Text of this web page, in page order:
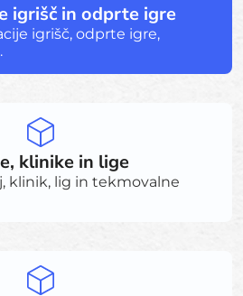
igrišč in odprte igre
igrišč, odprte igre,
klinike in lige
klinik, lig in tekmovalne